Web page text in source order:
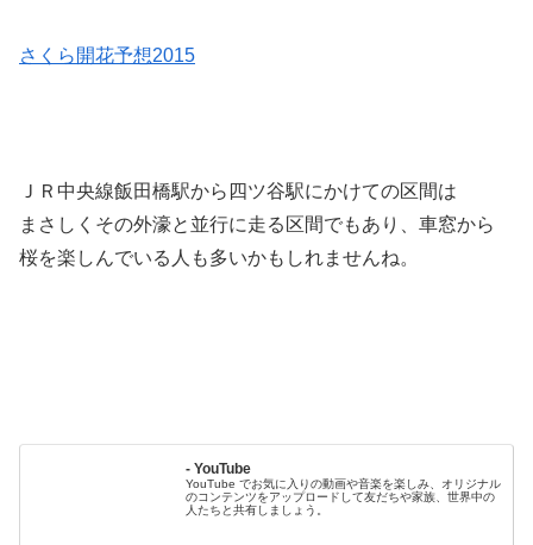
さくら開花予想2015
ＪＲ中央線飯田橋駅から四ツ谷駅にかけての区間は
まさしくその外濠と並行に走る区間でもあり、車窓から
桜を楽しんでいる人も多いかもしれませんね。
- YouTube
YouTube でお気に入りの動画や音楽を楽しみ、オリジナル
のコンテンツをアップロードして友だちや家族、世界中の
人たちと共有しましょう。